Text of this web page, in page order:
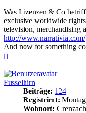
Was Lizenzen & Co
exclusive worldwide
television, merchandising
http://www.narrativia.com/
And now for something
Fusselhirn
Beiträge: 124
Registriert:
Wohnort: